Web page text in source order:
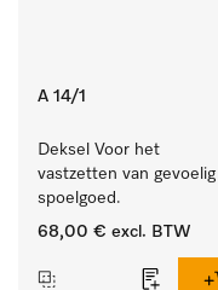
A 14/1
Deksel Voor het
vastzetten van gevoelig
spoelgoed.
68,00 € excl. BTW